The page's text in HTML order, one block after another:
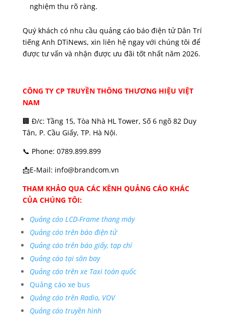
nghiệm thu rõ ràng.
Quý khách có nhu cầu quảng cáo báo điện tử Dân Trí
tiếng Anh DTiNews, xin liên hệ ngay với chúng tôi để
được tư vấn và nhận được ưu đãi tốt nhất năm 2026.
CÔNG TY CP TRUYỀN THÔNG THƯƠNG HIỆU VIỆT
NAM
🏢 Đ/c: Tầng 15, Tòa Nhà HL Tower, Số 6 ngõ 82 Duy
Tân, P. Cầu Giấy, TP. Hà Nội.
📞 Phone: 0789.899.899
📩E-Mail: info@brandcom.vn
THAM KHẢO QUA CÁC KÊNH QUẢNG CÁO KHÁC
CỦA CHÚNG TÔI:
Quảng cáo LCD-Frame thang máy
Quảng cáo trên báo điện tử
Quảng cáo trên báo giấy, tạp chí
Quảng cáo tại sân bay
Quảng cáo trên xe Taxi toàn quốc
Quảng cáo xe bus
Quảng cáo trên Radio, VOV
Quảng cáo truyền hình